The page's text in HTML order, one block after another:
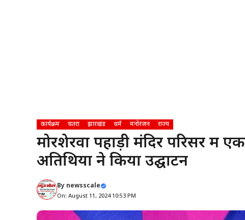
कार्यक्रम चतरा झारखंड धर्म मनोरंजन राज्य
मोरशेरवा पहाड़ी मंदिर परिसर में
अतिथियों ने किया उद्घाटन
By newsscale
On: August 11, 2024 10:53 PM